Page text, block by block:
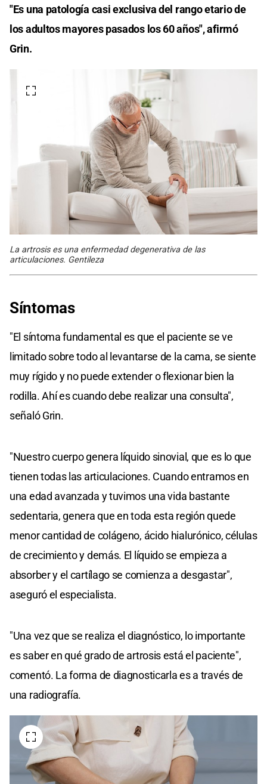
"Es una patología casi exclusiva del rango etario de
los adultos mayores pasados los 60 años", afirmó
Grin.
La artrosis es una enfermedad degenerativa de las
articulaciones. Gentileza
Síntomas
"El síntoma fundamental es que el paciente se ve
limitado sobre todo al levantarse de la cama, se siente
muy rígido y no puede extender o flexionar bien la
rodilla. Ahí es cuando debe realizar una consulta",
señaló Grin.
"Nuestro cuerpo genera líquido sinovial, que es lo que
tienen todas las articulaciones. Cuando entramos en
una edad avanzada y tuvimos una vida bastante
sedentaria, genera que en toda esta región quede
menor cantidad de colágeno, ácido hialurónico, células
de crecimiento y demás. El líquido se empieza a
absorber y el cartílago se comienza a desgastar",
aseguró el especialista.
"Una vez que se realiza el diagnóstico, lo importante
es saber en qué grado de artrosis está el paciente",
comentó. La forma de diagnosticarla es a través de
una radiografía.